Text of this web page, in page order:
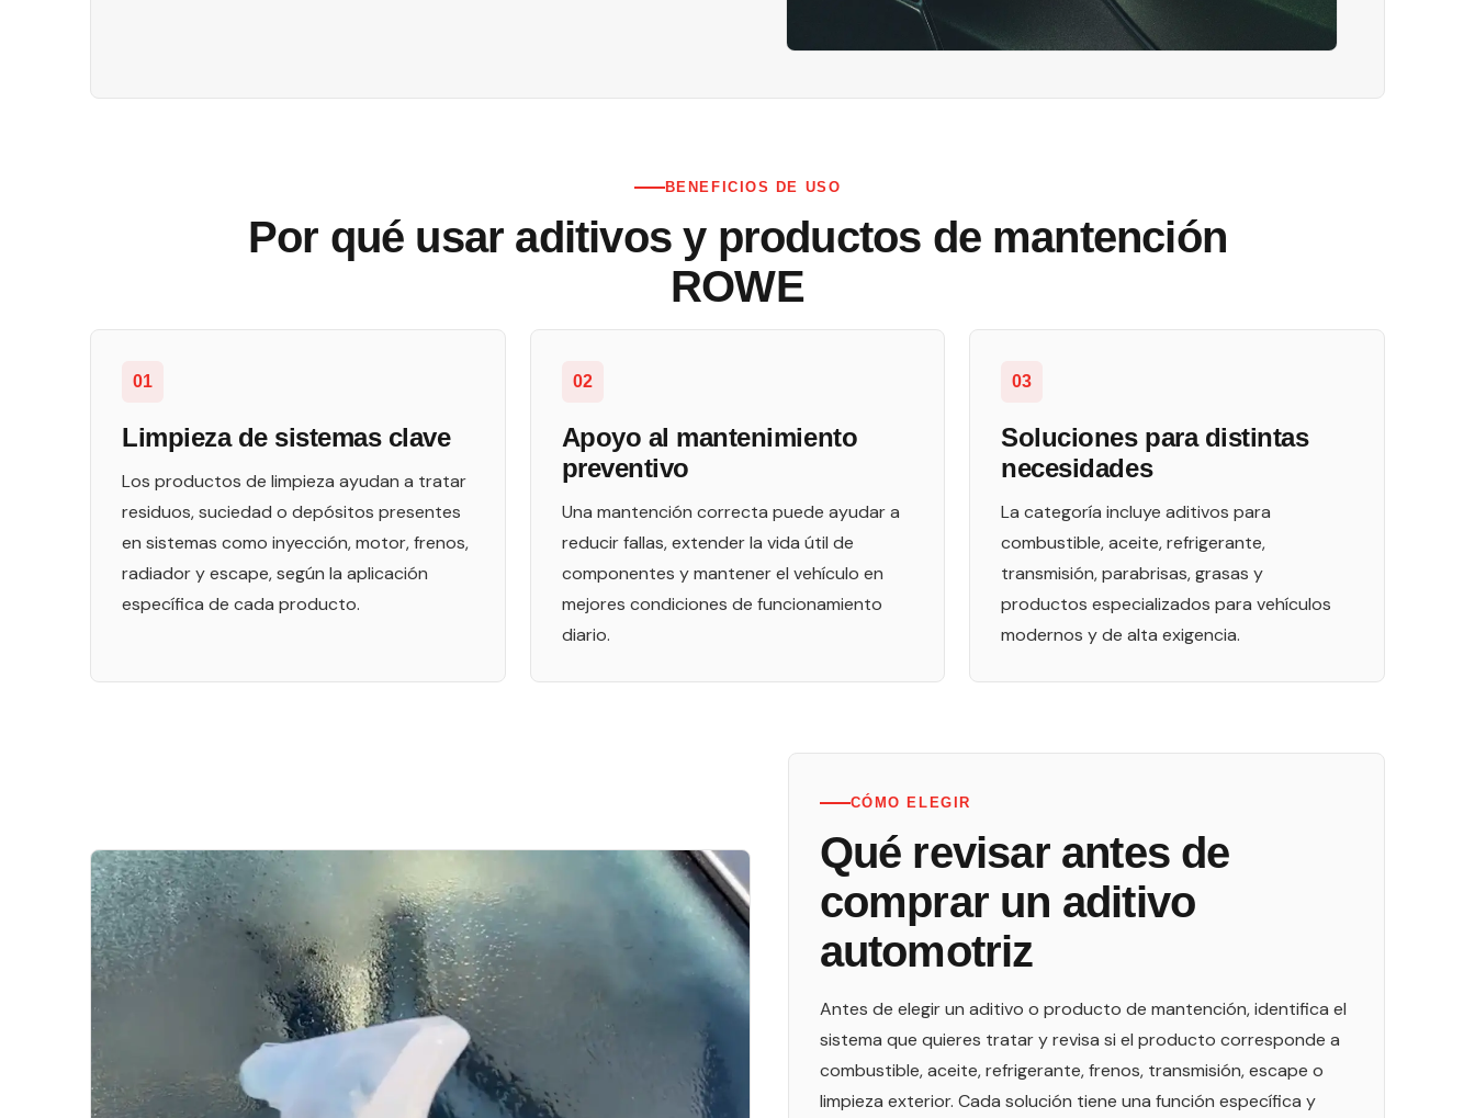
BENEFICIOS DE USO
Por qué usar aditivos y productos de mantención
ROWE
01
Limpieza de sistemas clave
Los productos de limpieza ayudan a tratar
residuos, suciedad o depósitos presentes
en sistemas como inyección, motor, frenos,
radiador y escape, según la aplicación
específica de cada producto.
02
Apoyo al mantenimiento
preventivo
Una mantención correcta puede ayudar a
reducir fallas, extender la vida útil de
componentes y mantener el vehículo en
mejores condiciones de funcionamiento
diario.
03
Soluciones para distintas
necesidades
La categoría incluye aditivos para
combustible, aceite, refrigerante,
transmisión, parabrisas, grasas y
productos especializados para vehículos
modernos y de alta exigencia.
CÓMO ELEGIR
Qué revisar antes de
comprar un aditivo
automotriz
Antes de elegir un aditivo o producto de mantención, identifica el
sistema que quieres tratar y revisa si el producto corresponde a
combustible, aceite, refrigerante, frenos, transmisión, escape o
limpieza exterior. Cada solución tiene una función específica y